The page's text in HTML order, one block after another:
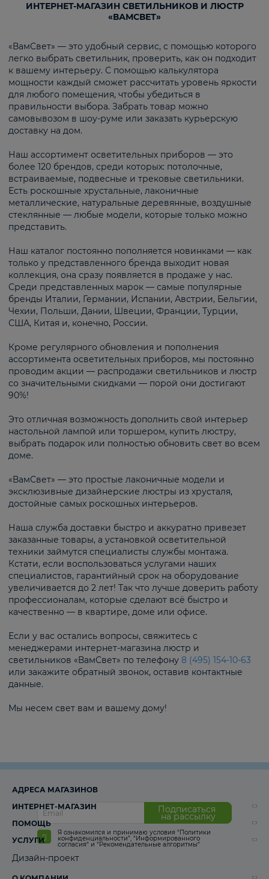
ИНТЕРНЕТ-МАГАЗИН СВЕТИЛЬНИКОВ И ЛЮСТР
«ВАМСВЕТ»
«ВамСвет» — это удобный сервис, с помощью которого
легко выбрать светильник, проверить, как он подходит
к вашему интерьеру. С помощью калькулятора
мощности каждый сможет рассчитать уровень яркости
для любого помещения, чтобы убедиться в
правильности выбора. Забрать товар можно
самовывозом в шоу-руме или заказать курьерскую
доставку на дом.
Наш ассортимент осветительных приборов — это
более 120 брендов, среди которых: потолочные,
встраиваемые, подвесные и трековые светильники.
Есть роскошные хрустальные, лаконичные
металлические, натуральные деревянные, воздушные
стеклянные — любые модели, которые только можно
представить.
Наш каталог постоянно пополняется новинками — как
только у представленного бренда выходит новая
коллекция, она сразу появляется в продаже у нас.
Среди представленных марок — самые популярные
бренды Италии, Германии, Испании, Австрии, Бельгии,
Чехии, Польши, Дании, Швеции, Франции, Турции,
США, Китая и, конечно, России.
Кроме регулярного обновления и пополнения
ассортимента осветительных приборов, мы постоянно
проводим акции — распродажи светильников и люстр
со значительными скидками — порой они достигают
90%!
Это отличная возможность дополнить свой интерьер
настольной лампой или торшером, купить люстру,
выбрать подарок или полностью обновить свет во всем
доме.
«ВамСвет» — это простые лаконичные модели и
эксклюзивные дизайнерские люстры из хрусталя,
достойные самых роскошных интерьеров.
Наша служба доставки быстро и аккуратно привезет
заказанные товары, а установкой осветительной
техники займутся специалисты службы монтажа.
Кстати, если воспользоваться услугами наших
специалистов, гарантийный срок на оборудование
увеличивается до 2 лет! Так что лучше доверить работу
профессионалам, которые сделают всё быстро и
качественно — в квартире, доме или офисе.
Если у вас остались вопросы, свяжитесь с
менеджерами интернет-магазина люстр и
светильников «ВамСвет» по телефону 8 (495) 154-10-63
или закажите обратный звонок, оставив контактные
данные.
Мы несем свет вам и вашему дому!
Подписаться
на рассылку
Я ознакомился и принимаю условия “Политики
конфиденциальности”, “Информированного
согласия“ и “Рекомендательные алгоритмы“
АДРЕСА МАГАЗИНОВ
ИНТЕРНЕТ-МАГАЗИН
ПОМОЩЬ
УСЛУГИ
Дизайн-проект